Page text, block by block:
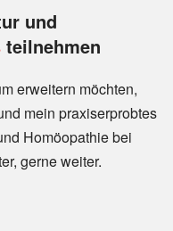
und
teilnehmen
erweitern möchten,
mein praxiserprobtes
Homöopathie bei
gerne weiter.